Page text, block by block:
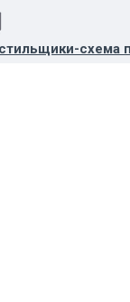
схема